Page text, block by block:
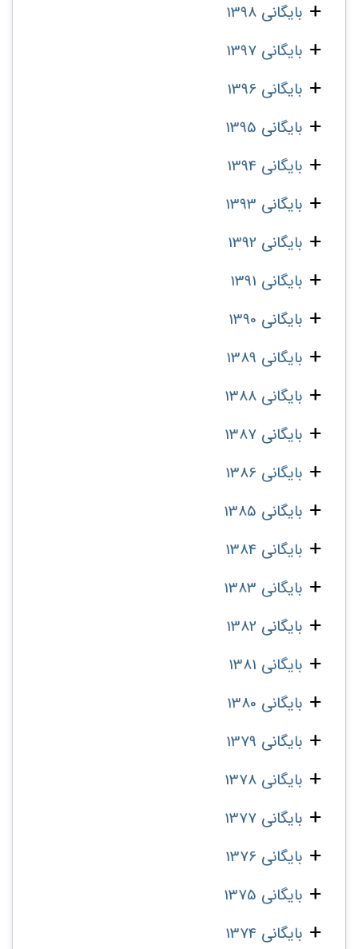
بایگانی 1398
بایگانی 1397
بایگانی 1396
بایگانی 1395
بایگانی 1394
بایگانی 1393
بایگانی 1392
بایگانی 1391
بایگانی 1390
بایگانی 1389
بایگانی 1388
بایگانی 1387
بایگانی 1386
بایگانی 1385
بایگانی 1384
بایگانی 1383
بایگانی 1382
بایگانی 1381
بایگانی 1380
بایگانی 1379
بایگانی 1378
بایگانی 1377
بایگانی 1376
بایگانی 1375
بایگانی 1374